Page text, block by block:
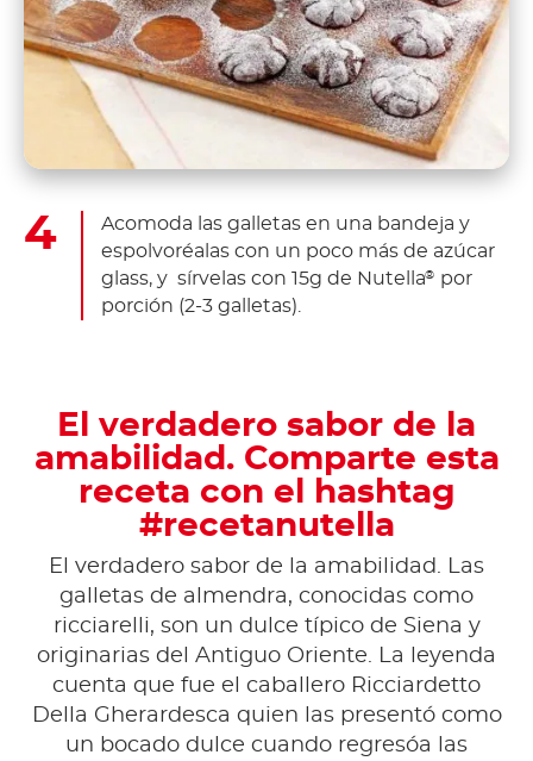
Acomoda las galletas en una bandeja y
espolvoréalas con un poco más de azúcar
glass, y sírvelas con 15g de Nutella® por
porción (2-3 galletas).
El verdadero sabor de la
amabilidad. Comparte esta
receta con el hashtag
#recetanutella
El verdadero sabor de la amabilidad. Las
galletas de almendra, conocidas como
ricciarelli, son un dulce típico de Siena y
originarias del Antiguo Oriente. La leyenda
cuenta que fue el caballero Ricciardetto
Della Gherardesca quien las presentó como
un bocado dulce cuando regresóa las